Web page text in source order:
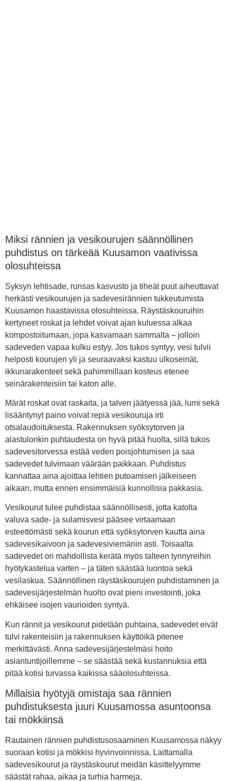
Miksi rännien ja vesikourujen säännöllinen
puhdistus on tärkeää Kuusamon vaativissa
olosuhteissa
Syksyn lehtisade, runsas kasvusto ja tiheät puut aiheuttavat
herkästi vesikourujen ja sadevesirännien tukkeutumista
Kuusamon haastavissa olosuhteissa. Räystäskouruihin
kertyneet roskat ja lehdet voivat ajan kuluessa alkaa
kompostoitumaan, jopa kasvamaan sammalta – jolloin
sadeveden vapaa kulku estyy. Jos tukos syntyy, vesi tulvii
helposti kourujen yli ja seuraavaksi kastuu ulkoseinät,
ikkunarakenteet sekä pahimmillaan kosteus etenee
seinärakenteisiin tai katon alle.
Märät roskat ovat raskaita, ja talven jäätyessä jää, lumi sekä
lisääntynyt paino voivat repiä vesikouruja irti
otsalaudoituksesta. Rakennuksen syöksytorven ja
alastulonkin puhtaudesta on hyvä pitää huolta, sillä tukos
sadevesitorvessa estää veden poisjohtumisen ja saa
sadevedet tulvimaan väärään paikkaan. Puhdistus
kannattaa aina ajoittaa lehtien putoamisen jälkeiseen
aikaan, mutta ennen ensimmäisiä kunnollisia pakkasia.
Vesikourut tulee puhdistaa säännöllisesti, jotta katolta
valuva sade- ja sulamisvesi pääsee virtaamaan
esteettömästi sekä kourun että syöksytorven kautta aina
sadevesikaivoon ja sadevesiviemäriin asti. Toisaalta
sadevedet on mahdollista kerätä myös talteen tynnyreihin
hyötykastelua varten – ja täten säästää luontoa sekä
vesilaskua. Säännöllinen räystäskourujen puhdistaminen ja
sadevesijärjestelmän huolto ovat pieni investointi, joka
ehkäisee isojen vaurioiden syntyä.
Kun rännit ja vesikourut pidetään puhtaina, sadevedet eivät
tulvi rakenteisiin ja rakennuksen käyttöikä pitenee
merkittävästi. Anna sadevesijärjestelmäsi hoito
asiantuntijoillemme – se säästää sekä kustannuksia että
pitää kotisi turvassa kaikissa sääolosuhteissa.
Millaisia hyötyjä omistaja saa rännien
puhdistuksesta juuri Kuusamossa asuntoonsa
tai mökkiinsä
Rautainen rännien puhdistusosaaminen Kuusamossa näkyy
suoraan kotisi ja mökkisi hyvinvoinnissa. Laittamalla
sadevesikourut ja räystäskourut meidän käsittelyymme
säästät rahaa, aikaa ja turhia harmeja.